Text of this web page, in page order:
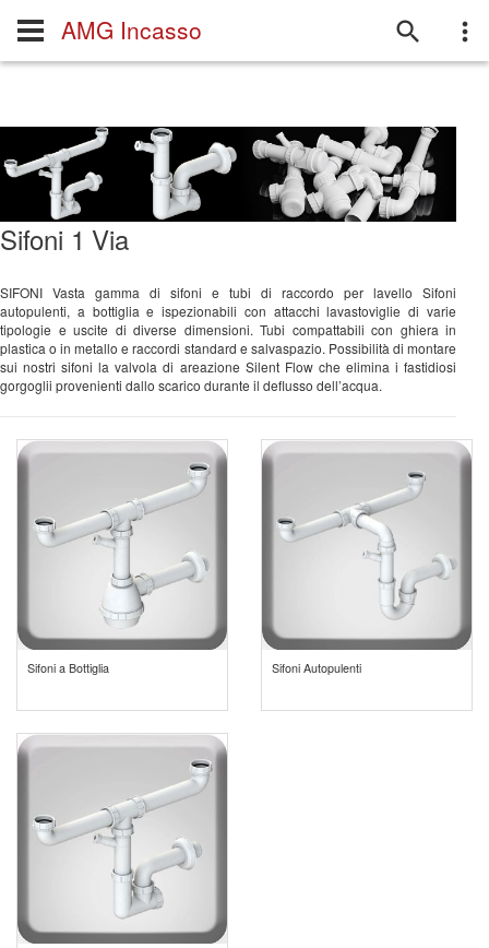
AMG Incasso
Sifoni 1 Via
SIFONI Vasta gamma di sifoni e tubi di raccordo per lavello Sifoni
autopulenti, a bottiglia e ispezionabili con attacchi lavastoviglie di varie
tipologie e uscite di diverse dimensioni. Tubi compattabili con ghiera in
plastica o in metallo e raccordi standard e salvaspazio. Possibilità di montare
sui nostri sifoni la valvola di areazione Silent Flow che elimina i fastidiosi
gorgoglii provenienti dallo scarico durante il deflusso dell’acqua.
Sifoni a Bottiglia Sifoni Autopulenti